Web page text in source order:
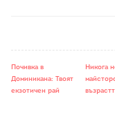
Почивка в
Доминикана: Твоят
екзотичен рай
Никога